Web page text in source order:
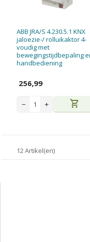
ABB JRA/S 4.230.5.1 KNX
jaloezie-/ rolluikaktor 4-
voudig met
bewegingstijdbepaling
handbediening
256,99
− + shopping_cart
12 Artikel(en)